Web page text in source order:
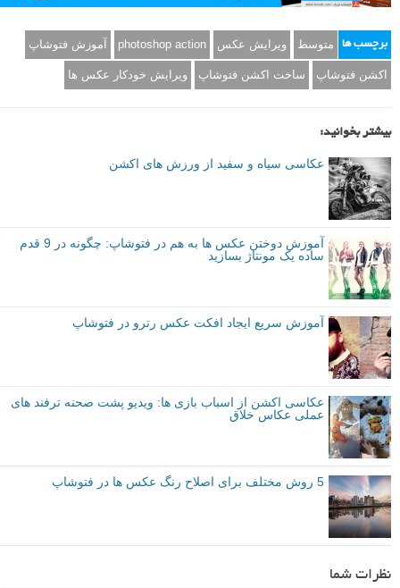
برچسب ها متوسط ویرایش عکس photoshop action آموزش فتوشاپ
اکشن فتوشاپ ساخت اکشن فتوشاپ ویرایش خودکار عکس ها
بیشتر بخوانید:
عکاسی سیاه و سفید از ورزش های اکشن
آموزش دوختن عکس ها به هم در فتوشاپ: چگونه در 9 قدم
ساده یک مونتاژ بسازید
آموزش سریع ایجاد افکت عکس رترو در فتوشاپ
عکاسی اکشن از اسباب بازی ها: ویدیو پشت صحنه ترفند های
عملی عکاس خلاق
5 روش مختلف برای اصلاح رنگ عکس ها در فتوشاپ
نظرات شما